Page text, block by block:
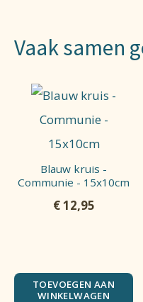
Vaak samen
Blauw kruis -
Communie - 15x10cm
€12,95
TOEVOEGEN AAN
WINKELWAGEN